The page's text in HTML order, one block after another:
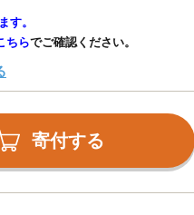
す。
ちらでご確認ください。
寄付する